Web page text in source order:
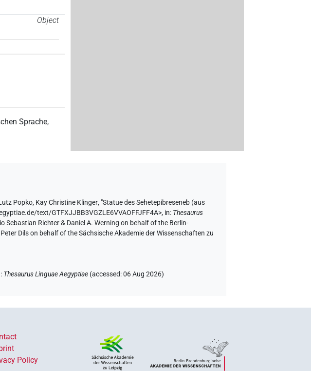
Object
Sprache,
Popko, Kay Christine Klinger, "Statue des Sehetepibreseneb (aus
text/GTFXJJBB3VGZLE6VVAOFFJFF4A>, in: Thesaurus
Sebastian Richter & Daniel A. Werning on behalf of the Berlin-
Dils on behalf of the Sächsische Akademie der Wissenschaften zu
: Thesaurus Linguae Aegyptiae (accessed:06 Aug 2026)
Policy